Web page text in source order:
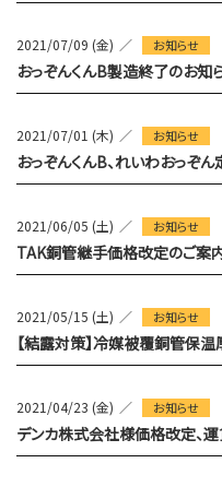
2021/07/09 (金) お知らせ
おっぞんくんB製造終了のお知
2021/07/01 (木) お知らせ
おっぞんくんB、れいわおっぞ
2021/06/05 (土) お知らせ
TAK銅管継手価格改定のご案
2021/05/15 (土) お知らせ
【結露対策】冷媒被覆銅管保
2021/04/23 (金) お知らせ
デンカ株式会社様価格改定、